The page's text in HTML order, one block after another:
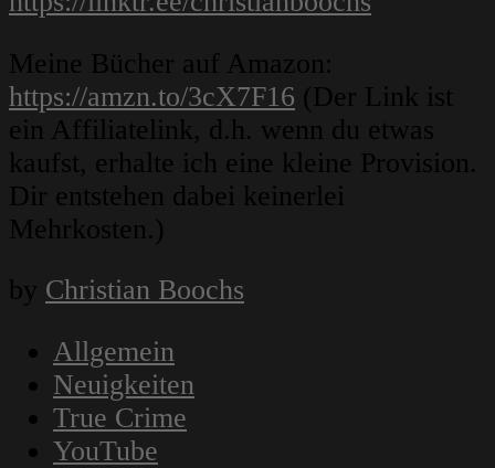
Meine Bücher auf Amazon:
https://amzn.to/3cX7F16 (Der Link ist
ein Affiliatelink, d.h. wenn du etwas
kaufst, erhalte ich eine kleine Provision.
Dir entstehen dabei keinerlei
Mehrkosten.)
by Christian Boochs
Allgemein
Neuigkeiten
True Crime
YouTube